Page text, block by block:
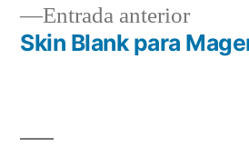
entradas
Entrada anteriorEntrada
Skin Blank para